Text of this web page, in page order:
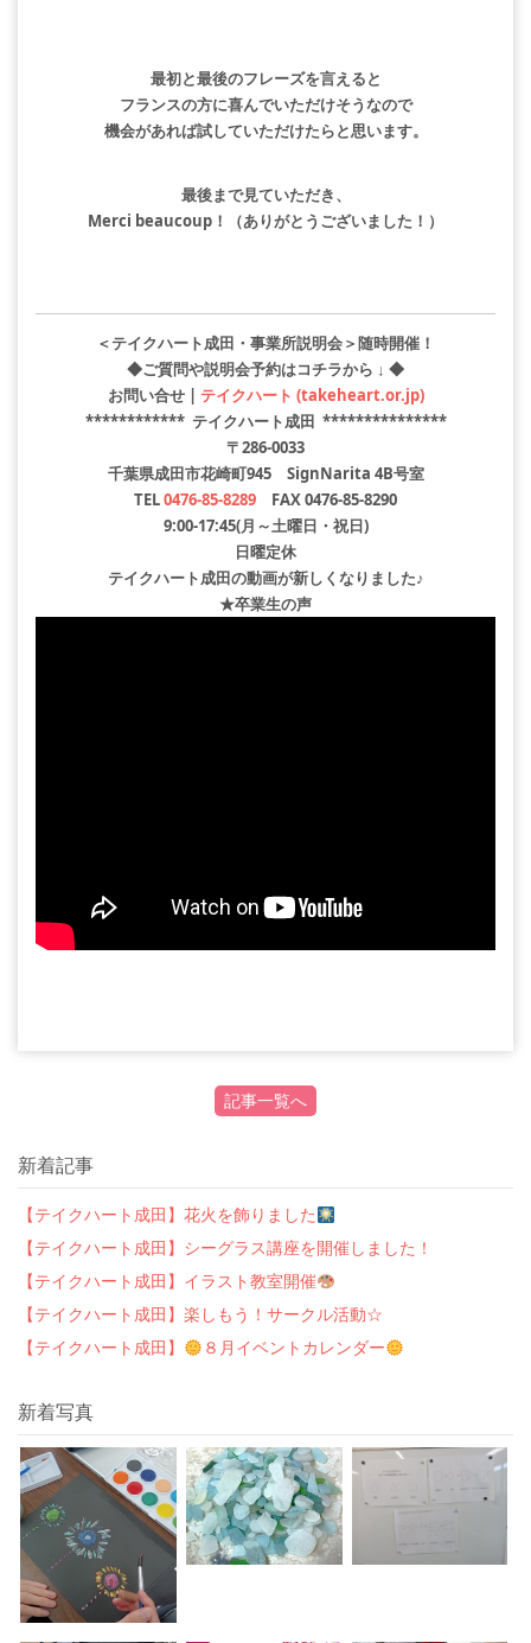
最初と最後のフレーズを言えると
フランスの方に喜んでいただけそうなので
機会があれば試していただけたらと思います。
最後まで見ていただき、
Merci beaucoup！（ありがとうございました！）
＜テイクハート成田・事業所説明会＞随時開催！
◆ご質問や説明会予約はコチラから ↓ ◆
お問い合せ | テイクハート (takeheart.or.jp)
************ テイクハート成田 ***************
〒286-0033
千葉県成田市花崎町945 SignNarita 4B号室
TEL0476-85-8289 FAX 0476-85-8290
9:00-17:45(月～土曜日・祝日)
日曜定休
テイクハート成田の動画が新しくなりました♪
★卒業生の声
記事一覧へ
新着記事
【テイクハート成田】花火を飾りました
【テイクハート成田】シーグラス講座を開催しました！
【テイクハート成田】イラスト教室開催
【テイクハート成田】楽しもう！サークル活動☆
【テイクハート成田】
８月イベントカレンダー
新着写真